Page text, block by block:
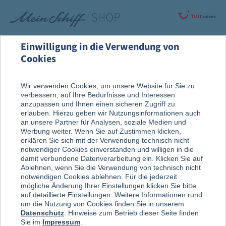
Alle Produkte Fanartikel
Einwilligung in die Verwendung von
Cookies
Wir verwenden Cookies, um unsere Website für Sie zu
verbessern, auf Ihre Bedürfnisse und Interessen
anzupassen und Ihnen einen sicheren Zugriff zu
erlauben. Hierzu geben wir Nutzungsinformationen auch
an unsere Partner für Analysen, soziale Medien und
Werbung weiter. Wenn Sie auf Zustimmen klicken,
erklären Sie sich mit der Verwendung technisch nicht
notwendiger Cookies einverstanden und willigen in die
damit verbundene Datenverarbeitung ein. Klicken Sie auf
Ablehnen, wenn Sie die Verwendung von technisch nicht
notwendigen Cookies ablehnen. Für die jederzeit
mögliche Änderung Ihrer Einstellungen klicken Sie bitte
auf detaillierte Einstellungen. Weitere Informationen rund
um die Nutzung von Cookies finden Sie in unserem
Datenschutz . Hinweise zum Betrieb dieser Seite finden
Sie im Impressum